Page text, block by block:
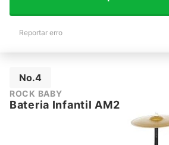
Reportar erro
No.4
ROCK BABY
Bateria Infantil AM2